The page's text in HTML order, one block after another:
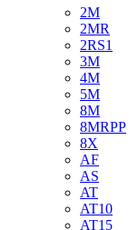
2M
2MR
2RS1
3M
4M
5M
8M
8MRPP
8X
AF
AS
AT
AT10
AT15